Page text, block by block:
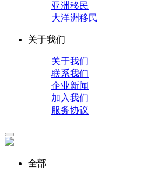
亚洲移民
大洋洲移民
关于我们
关于我们
联系我们
企业新闻
加入我们
服务协议
全部